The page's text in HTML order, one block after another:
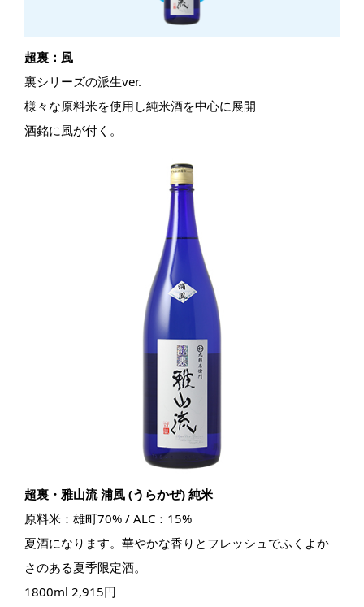
超裏：風
裏シリーズの派生ver.​
様々な原料米を使用し純米酒を中心に展開​
酒銘に風が付く。
超裏・雅山流 浦風 (うらかぜ) 純米
原料米：雄町70% / ALC：15%
夏酒になります。華やかな香りとフレッシュでふくよか
さのある夏季限定酒。
1800ml 2,915円